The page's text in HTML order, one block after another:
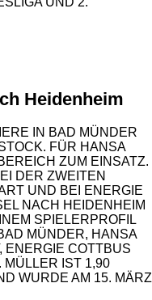
Heidenheim
IN BAD MÜNDER
FÜR HANSA
ZUM EINSATZ.
DER ZWEITEN
UND BEI ENERGIE
NACH HEIDENHEIM
SPIELERPROFIL
MÜNDER, HANSA
ENERGIE COTTBUS
MÜLLER IST 1,90
WURDE AM 15. MÄRZ 19